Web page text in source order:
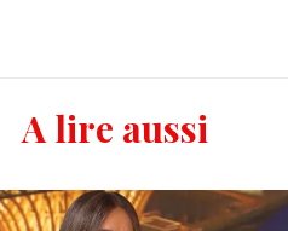
A lire aussi